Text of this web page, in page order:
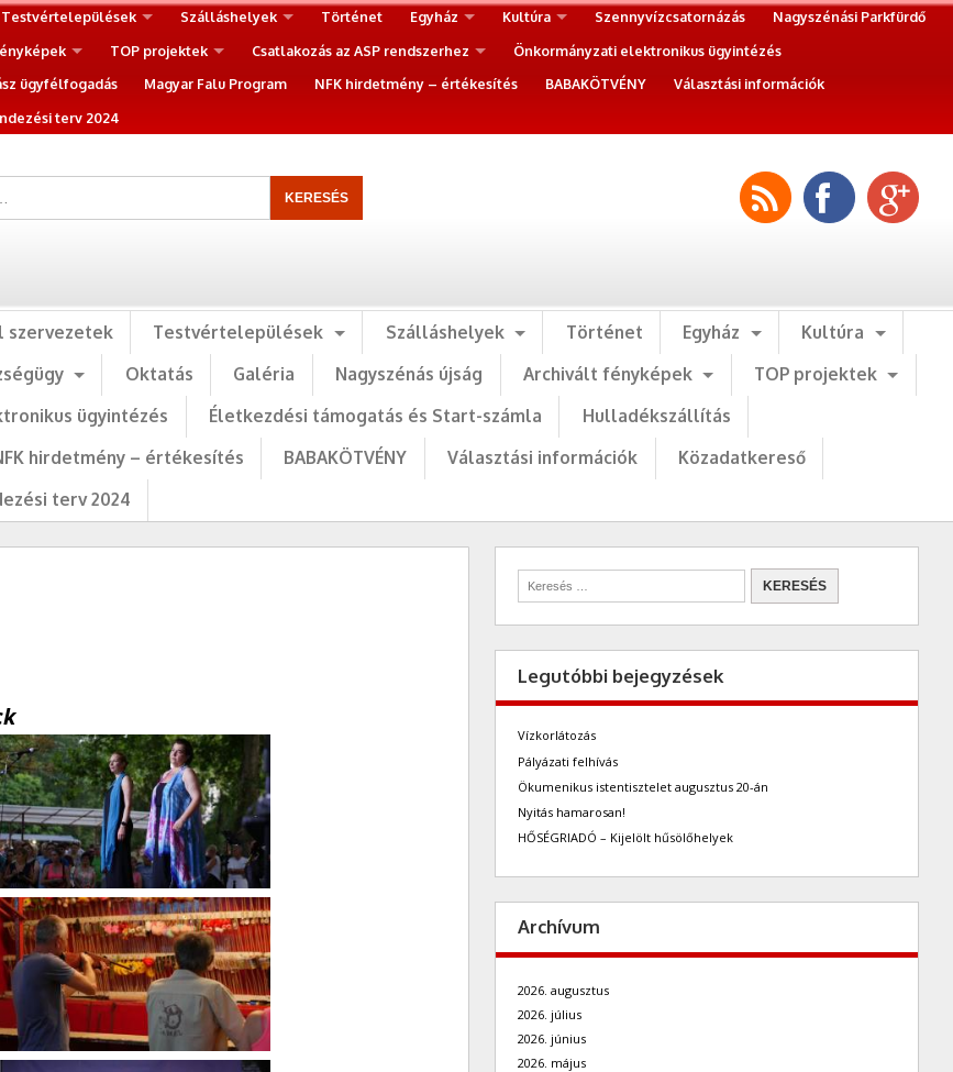
Testvértelepülések Szálláshelyek Történet Egyház Kultúra Szennyvízcsatornázás
Nagyszénási Parkfürdő
TOP projektek Csatlakozás az ASP rendszerhez
Önkormányzati elektronikus ügyintézés
ügyfélfogadás Magyar Falu Program NFK hirdetmény – értékesítés BABAKÖTVÉNY
Választási információk
terv 2024
szervezetek Testvértelepülések Szálláshelyek Történet Egyház
Kultúra
Oktatás Galéria Nagyszénás újság Archivált fényképek
TOP projektek
ügyintézés Életkezdési támogatás és Start-számla
Hulladékszállítás
hirdetmény – értékesítés BABAKÖTVÉNY Választási információk
Közadatkereső
terv 2024
Legutóbbi bejegyzések
Vízkorlátozás
Pályázati felhívás
Ökumenikus istentisztelet augusztus 20-án
Nyitás hamarosan!
HŐSÉGRIADÓ – Kijelölt hűsölőhelyek
Archívum
2026. augusztus
2026. július
2026. június
2026. május